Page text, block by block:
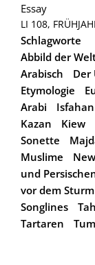
Essay
LI 108,
Schlagworte
Abbild der
Arabisch
Der
Etymologie
Arabi
Isfahan
Kazan
Kiew
Sonette
Muslime
und
vor dem Sturm
Songlines
Tartaren